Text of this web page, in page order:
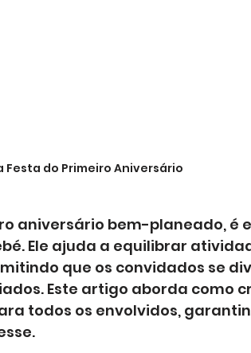
Festa do Primeiro Aniversário
aniversário bem-planeado, é
Ele ajuda a equilibrar
que os convidados se
Este artigo aborda como
todos os envolvidos,